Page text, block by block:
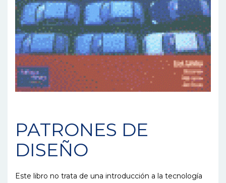
PATRONES DE
DISEÑO
Este libro no trata de una introducción a la tecnología